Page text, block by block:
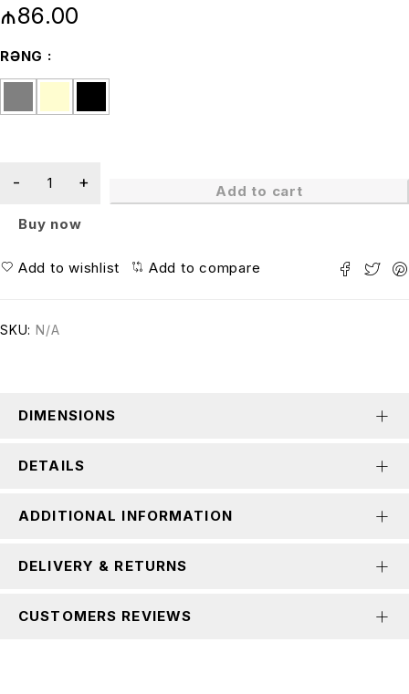
₼86.00
RƏNG
Add to cart
Buy now
Add to wishlist Add to compare
SKU: N/A
DIMENSIONS
DETAILS
ADDITIONAL INFORMATION
DELIVERY & RETURNS
CUSTOMERS REVIEWS